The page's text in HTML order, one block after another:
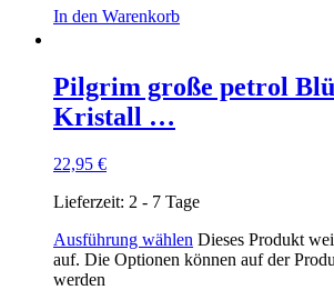
In den Warenkorb
Pilgrim große petrol
Kristall …
22,95 €
Lieferzeit: 2 - 7 Tage
Ausführung wählen Dieses Produkt
auf. Die Optionen können auf der
werden